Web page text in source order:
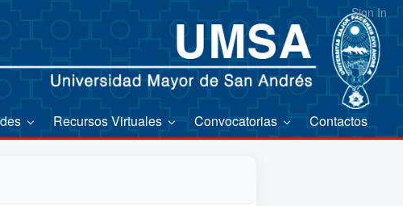
Sign In
Recursos Virtuales Convocatorias Contactos